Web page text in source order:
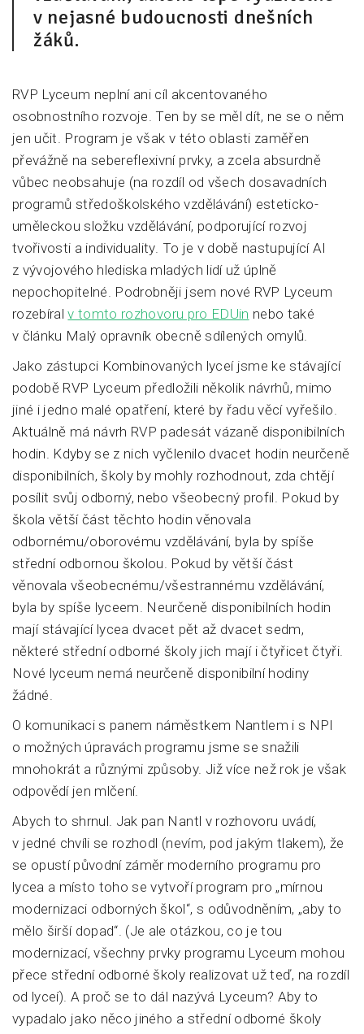
v nejasné budoucnosti dnešních
žáků.
RVP Lyceum neplní ani cíl akcentovaného
osobnostního rozvoje. Ten by se měl dít, ne se o něm
jen učit. Program je však v této oblasti zaměřen
převážně na sebereflexivní prvky, a zcela absurdně
vůbec neobsahuje (na rozdíl od všech dosavadních
programů středoškolského vzdělávání) esteticko-
uměleckou složku vzdělávání, podporující rozvoj
tvořivosti a individuality. To je v době nastupující AI
z vývojového hlediska mladých lidí už úplně
nepochopitelné. Podrobněji jsem nové RVP Lyceum
rozebíralv tomto rozhovoru pro EDUin nebo také
v článku Malý opravník obecně sdílených omylů.
Jako zástupci Kombinovaných lyceí jsme ke stávající
podobě RVP Lyceum předložili několik návrhů, mimo
jiné i jedno malé opatření, které by řadu věcí vyřešilo.
Aktuálně má návrh RVP padesát vázaně disponibilních
hodin. Kdyby se z nich vyčlenilo dvacet hodin neurčeně
disponibilních, školy by mohly rozhodnout, zda chtějí
posílit svůj odborný, nebo všeobecný profil. Pokud by
škola větší část těchto hodin věnovala
odbornému/oborovému vzdělávání, byla by spíše
střední odbornou školou. Pokud by větší část
věnovala všeobecnému/všestrannému vzdělávání,
byla by spíše lyceem. Neurčeně disponibilních hodin
mají stávající lycea dvacet pět až dvacet sedm,
některé střední odborné školy jich mají i čtyřicet čtyři.
Nové lyceum nemá neurčeně disponibilní hodiny
žádné.
O komunikaci s panem náměstkem Nantlem i s NPI
o možných úpravách programu jsme se snažili
mnohokrát a různými způsoby. Již více než rok je však
odpovědí jen mlčení.
Abych to shrnul. Jak pan Nantl v rozhovoru uvádí,
v jedné chvíli se rozhodl (nevím, pod jakým tlakem), že
se opustí původní záměr moderního programu pro
lycea a místo toho se vytvoří program pro „mírnou
modernizaci odborných škol“, s odůvodněním, „aby to
mělo širší dopad“. (Je ale otázkou, co je tou
modernizací, všechny prvky programu Lyceum mohou
přece střední odborné školy realizovat už teď, na rozdíl
od lyceí). A proč se to dál nazývá Lyceum? Aby to
vypadalo jako něco jiného a střední odborné školy